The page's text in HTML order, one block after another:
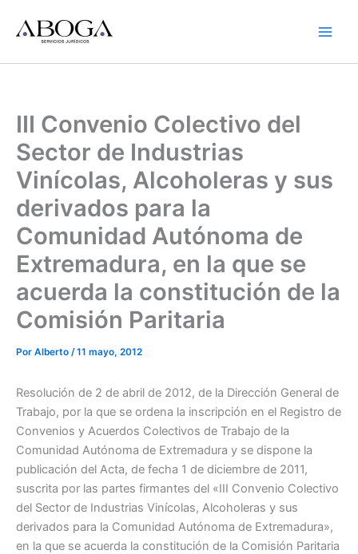
contenido
III Convenio Colectivo del
Sector de Industrias
Vinícolas, Alcoholeras y sus
derivados para la
Comunidad Autónoma de
Extremadura, en la que se
acuerda la constitución de la
Comisión Paritaria
Por Alberto /11 mayo, 2012
Resolución de 2 de abril de 2012, de la Dirección General de
Trabajo, por la que se ordena la inscripción en el Registro de
Convenios y Acuerdos Colectivos de Trabajo de la
Comunidad Autónoma de Extremadura y se dispone la
publicación del Acta, de fecha 1 de diciembre de 2011,
suscrita por las partes firmantes del «III Convenio Colectivo
del Sector de Industrias Vinícolas, Alcoholeras y sus
derivados para la Comunidad Autónoma de Extremadura»,
en la que se acuerda la constitución de la Comisión Paritaria